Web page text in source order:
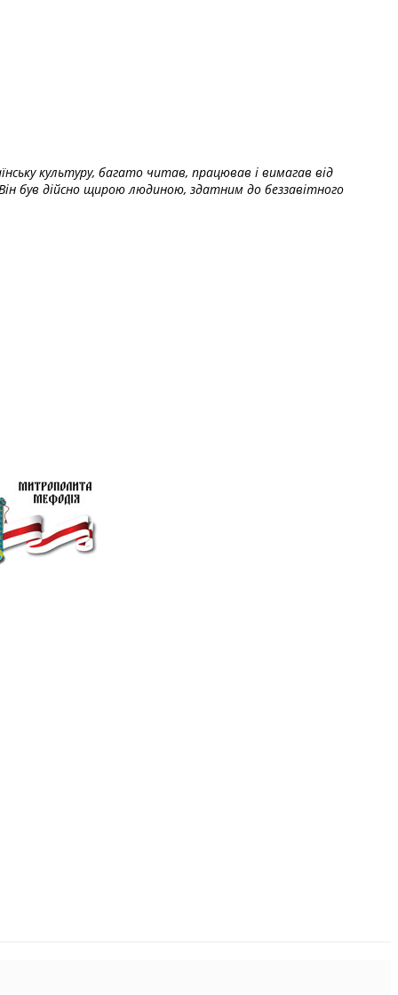
культуру, багато читав, працював і вимагав від
був дійсно щирою людиною, здатним до беззавітного